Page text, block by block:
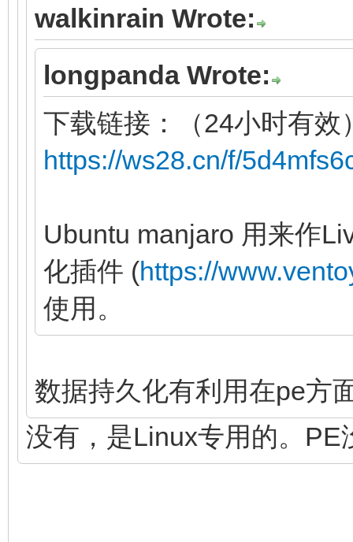
walkinrain Wrote:
longpanda Wrote:
下载链接：（24小时有效
https://ws28.cn/f/
Ubuntu manjaro 用来作
化插件 (https://
使用。
数据持久化有利用在pe方
没有，是Linux专用的。PE